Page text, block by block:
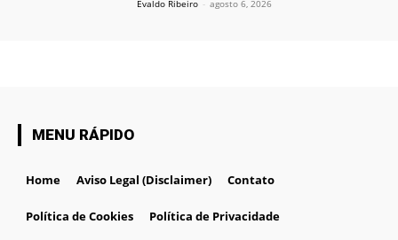
Evaldo Ribeiro - agosto 6, 2026
MENU RÁPIDO
Home Aviso Legal (Disclaimer) Contato
Política de Cookies Política de Privacidade